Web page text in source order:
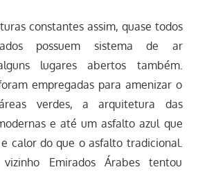
constantes assim, quase todos
possuem sistema de ar
lugares abertos também.
empregadas para amenizar o
verdes, a arquitetura das
e até um asfalto azul que
calor do que o asfalto tradicional.
Emirados Árabes tentou